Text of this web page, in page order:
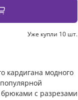
Уже купли 10 шт.
кардигана модного
с разрезами